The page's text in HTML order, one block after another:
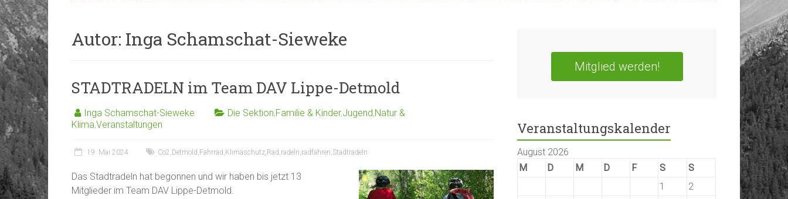
Autor: Inga Schamschat-Sieweke
STADTRADELN im Team DAV Lippe-Detmold
Inga Schamschat-Sieweke Die Sektion,Familie & Kinder,Jugend,Natur &
Klima,Veranstaltungen
19. Mai 2024 Co2 , Detmold , Fahrrad , Klimaschutz, Rad ,radeln,radfahren,Stadtradeln
Das Stadtradeln hat begonnen und wir haben bis jetzt 13
Mitglieder im Team DAV Lippe-Detmold.
Mitglied werden!
Veranstaltungskalender
August 2026
M
D M D F S
S
1
2